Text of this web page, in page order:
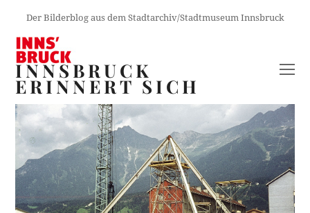
Der Bilderblog aus dem Stadtarchiv/Stadtmuseum Innsbruck
INNSBRUCK
ERINNERT SICH